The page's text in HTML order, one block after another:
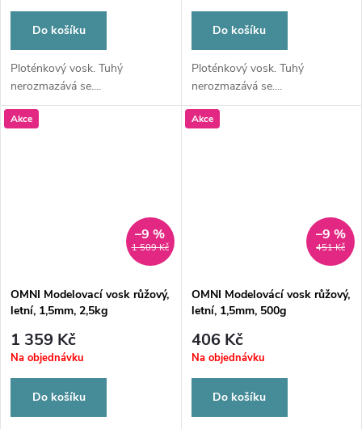
Do košíku
Ploténkový vosk. Tuhý
nerozmazává se....
Do košíku
Ploténkový vosk. Tuhý
nerozmazává se....
Akce
1 509 Kč
–9 %
OMNI Modelovací vosk růžový,
letní, 1,5mm, 2,5kg
1 359 Kč
Na objednávku
Do košíku
Akce
451 Kč
–9 %
OMNI Modelovácí vosk růžový,
letní, 1,5mm, 500g
406 Kč
Na objednávku
Do košíku